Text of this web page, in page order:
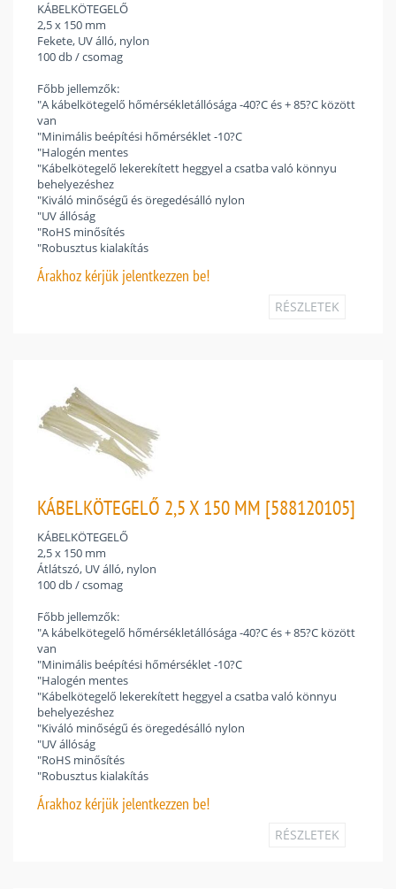
KÁBELKÖTEGELŐ
2,5 x 150 mm
Fekete, UV álló, nylon
100 db / csomag
Főbb jellemzők:
"A kábelkötegelő hőmérsékletállósága -40?C és + 85?C között
van
"Minimális beépítési hőmérséklet -10?C
"Halogén mentes
"Kábelkötegelő lekerekített heggyel a csatba való könnyu
behelyezéshez
"Kiváló minőségű és öregedésálló nylon
"UV állóság
"RoHS minősítés
"Robusztus kialakítás
Árakhoz kérjük jelentkezzen be!
RÉSZLETEK
KÁBELKÖTEGELŐ 2,5 X 150 MM [588120105]
KÁBELKÖTEGELŐ
2,5 x 150 mm
Átlátszó, UV álló, nylon
100 db / csomag
Főbb jellemzők:
"A kábelkötegelő hőmérsékletállósága -40?C és + 85?C között
van
"Minimális beépítési hőmérséklet -10?C
"Halogén mentes
"Kábelkötegelő lekerekített heggyel a csatba való könnyu
behelyezéshez
"Kiváló minőségű és öregedésálló nylon
"UV állóság
"RoHS minősítés
"Robusztus kialakítás
Árakhoz kérjük jelentkezzen be!
RÉSZLETEK